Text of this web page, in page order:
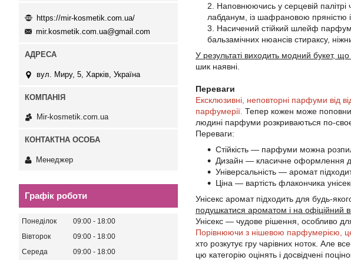
Наповнюючись у серцевій палітрі
лабданум, із шафрановою пряністю
Насичений стійкий шлейф
бальзамічних нюансів стираксу,
У результаті виходить модний букет,
шик наявні.
Переваги
Ексклюзивні, неповторні парфуми від
парфумерії. Тепер кожен може
людині парфуми розкриваються по-
Переваги:
Стійкість — парфуми можна
Дизайн — класичне оформлення
Універсальність — аромат
Ціна — вартість флакончика
Унісекс аромат підходить для будь-
подушкатися ароматом і на офіційний
Унісекс — чудове рішення, особливо
Порівнюючи з нішевою парфумерією,
хто розкутує гру чарівних ноток. Але
цю категорію оцінять і досвідчені
https://mir-kosmetik.com.ua/
mir.kosmetik.com.ua@gmail.com
вул. Миру, 5, Харків, Україна
Mir-kosmetik.com.ua
Менеджер
Графік роботи
Понеділок 09:00
18:00
Вівторок
09:00
18:00
Середа
09:00
18:00